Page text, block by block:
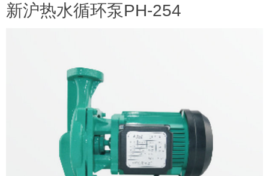
新沪热水循环泵PH-254